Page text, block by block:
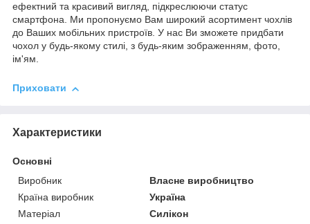
ефектний та красивий вигляд, підкреслюючи статус
смартфона. Ми пропонуємо Вам широкий асортимент чохлів
до Ваших мобільних пристроїв. У нас Ви зможете придбати
чохол у будь-якому стилі, з будь-яким зображенням, фото,
ім'ям.
Приховати
Характеристики
Основні
Виробник
Власне виробництво
Країна виробник
Україна
Матеріал
Силікон